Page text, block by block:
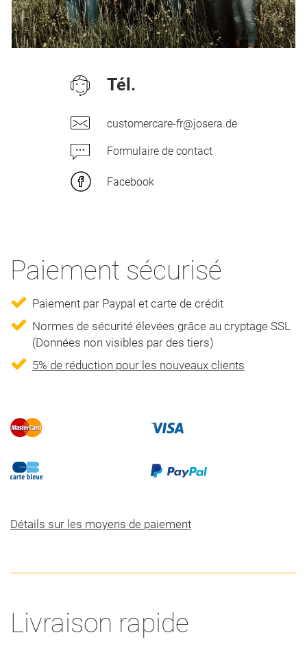
Tél.
customercare-fr@josera.de
Formulaire de contact
Facebook
Paiement sécurisé
Paiement par Paypal et carte de crédit
Normes de sécurité élevées grâce au cryptage SSL
(Données non visibles par des tiers)
5% de réduction pour les nouveaux clients
Détails sur les moyens de paiement
Livraison rapide